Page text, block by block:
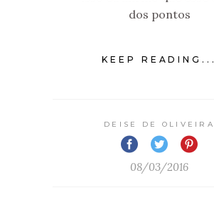
dos pontos
KEEP READING...
DEISE DE OLIVEIRA
08/03/2016